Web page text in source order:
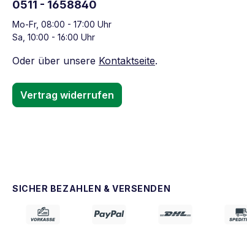
0511 - 1658840
Mo-Fr, 08:00 - 17:00 Uhr
Sa, 10:00 - 16:00 Uhr
Oder über unsere Kontaktseite.
Vertrag widerrufen
SICHER BEZAHLEN & VERSENDEN